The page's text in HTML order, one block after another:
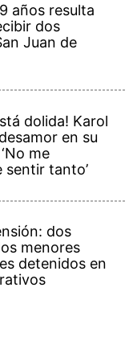
años resulta
dos
Juan de
dolida! Karol
en su
me
sentir tanto’
dos
menores
detenidos en